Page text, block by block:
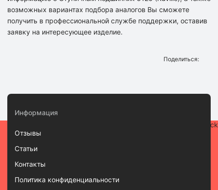
возможных вариантах подбора аналогов Вы сможете
получить в профессиональной службе поддержки, оставив
заявку на интересующее изделие.
Поделиться:
Информация
Отзывы
Статьи
Контакты
Политика конфиденциальности